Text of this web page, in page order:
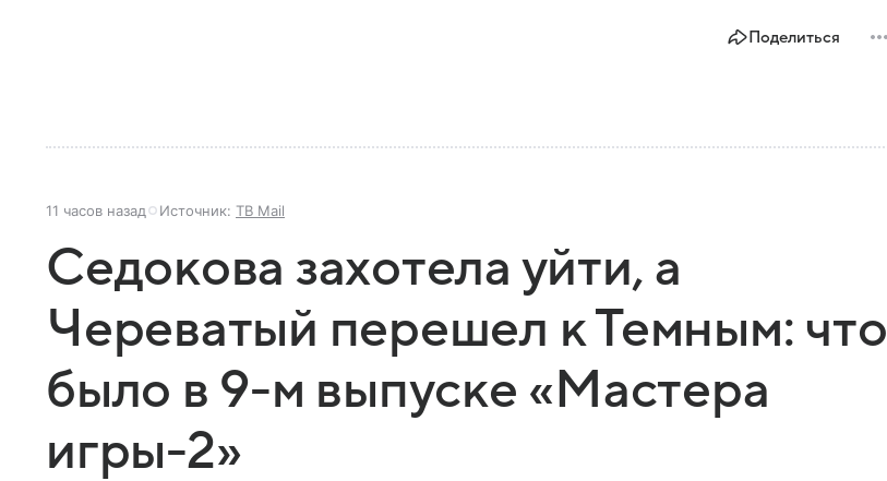
Поделиться
11 часов назад Источник: ТВ Mail
Седокова захотела уйти, а
Череватый перешел к Темным: что
было в 9-м выпуске «Мастера
игры-2»